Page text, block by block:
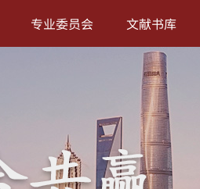
专业委员会 文献书库